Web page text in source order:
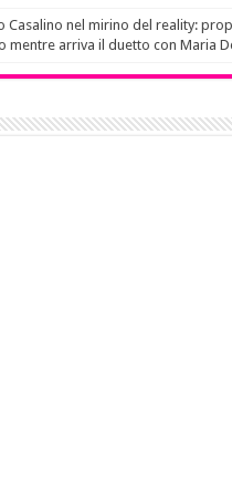
Casalino nel mirino del reality:
mentre arriva il duetto con Maria